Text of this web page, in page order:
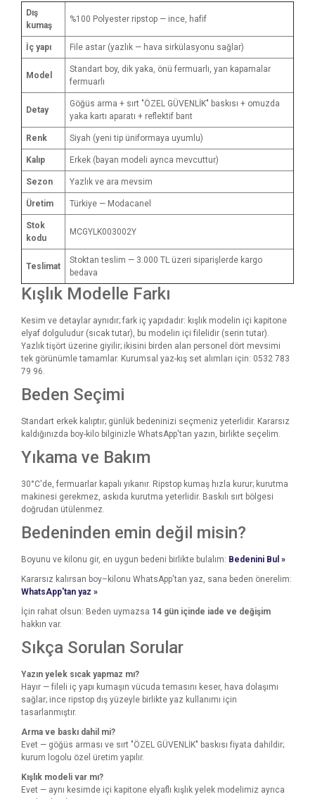
Dış
kumaş
%100 Polyester ripstop — ince, hafif
İç yapı File astar (yazlık — hava sirkülasyonu sağlar)
Model
Standart boy, dik yaka, önü fermuarlı, yan kapamalar
fermuarlı
Detay
Göğüs arma + sırt "ÖZEL GÜVENLİK" baskısı + omuzda
yaka kartı aparatı + reflektif bant
Renk Siyah (yeni tip üniformaya uyumlu)
Kalıp Erkek (bayan modeli ayrıca mevcuttur)
Sezon Yazlık ve ara mevsim
Üretim Türkiye — Modacanel
Stok
kodu
MCGYLK003002Y
Teslimat
Stoktan teslim — 3.000 TL üzeri siparişlerde kargo
bedava
Kışlık Modelle Farkı
Kesim ve detaylar aynıdır; fark iç yapıdadır: kışlık modelin içi kapitone
elyaf dolguludur (sıcak tutar), bu modelin içi filelidir (serin tutar).
Yazlık tişört üzerine giyilir; ikisini birden alan personel dört mevsimi
tek görünümle tamamlar. Kurumsal yaz-kış set alımları için: 0532 783
79 96.
Beden Seçimi
Standart erkek kalıptır; günlük bedeninizi seçmeniz yeterlidir. Kararsız
kaldığınızda boy-kilo bilginizle WhatsApp'tan yazın, birlikte seçelim.
Yıkama ve Bakım
30°C'de, fermuarlar kapalı yıkanır. Ripstop kumaş hızla kurur; kurutma
makinesi gerekmez, askıda kurutma yeterlidir. Baskılı sırt bölgesi
doğrudan ütülenmez.
Bedeninden emin değil misin?
Boyunu ve kilonu gir, en uygun bedeni birlikte bulalım: Bedenini Bul »
Kararsız kalırsan boy–kilonu WhatsApp'tan yaz, sana beden önerelim:
WhatsApp'tan yaz »
İçin rahat olsun: Beden uymazsa 14 gün içinde iade ve değişim
hakkın var.
Sıkça Sorulan Sorular
Yazın yelek sıcak yapmaz mı?
Hayır — fileli iç yapı kumaşın vücuda temasını keser, hava dolaşımı
sağlar; ince ripstop dış yüzeyle birlikte yaz kullanımı için
tasarlanmıştır.
Arma ve baskı dahil mi?
Evet — göğüs arması ve sırt "ÖZEL GÜVENLİK" baskısı fiyata dahildir;
kurum logolu özel üretim yapılır.
Kışlık modeli var mı?
Evet — aynı kesimde içi kapitone elyaflı kışlık yelek modelimiz ayrıca